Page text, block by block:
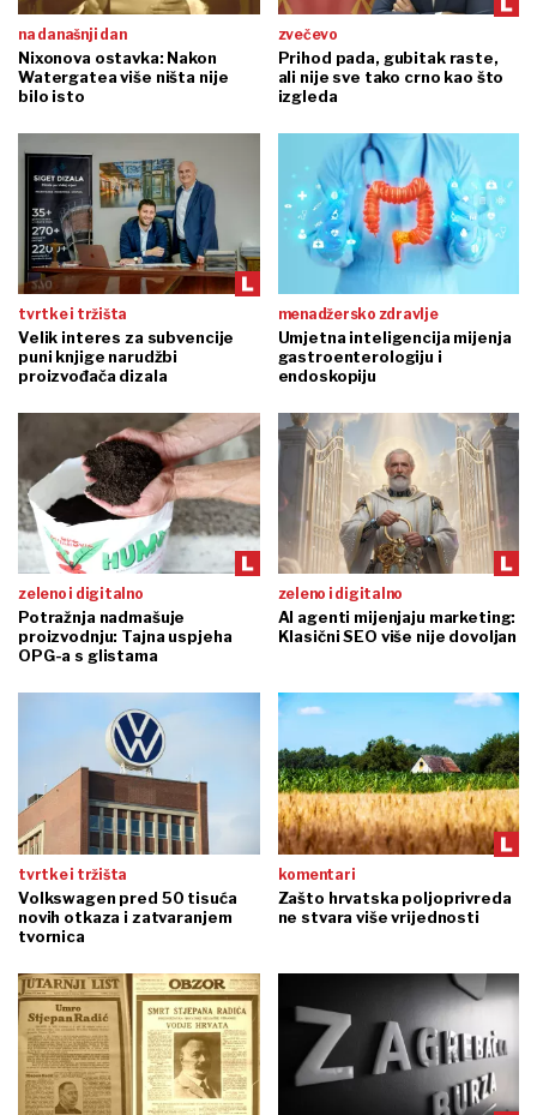
na današnji dan
Nixonova ostavka: Nakon
Watergatea više ništa nije
bilo isto
zvečevo
Prihod pada, gubitak raste,
ali nije sve tako crno kao što
izgleda
tvrtke i tržišta
Velik interes za subvencije
puni knjige narudžbi
proizvođača dizala
menadžersko zdravlje
Umjetna inteligencija mijenja
gastroenterologiju i
endoskopiju
zeleno i digitalno
Potražnja nadmašuje
proizvodnju: Tajna uspjeha
OPG-a s glistama
zeleno i digitalno
AI agenti mijenjaju marketing:
Klasični SEO više nije dovoljan
tvrtke i tržišta
Volkswagen pred 50 tisuća
novih otkaza i zatvaranjem
tvornica
komentari
Zašto hrvatska poljoprivreda
ne stvara više vrijednosti